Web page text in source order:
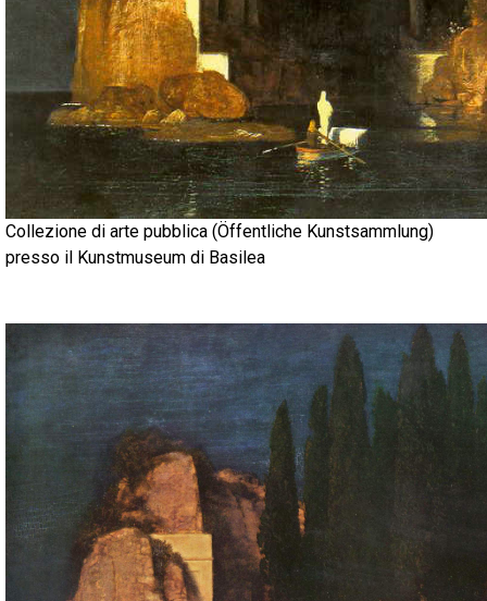
Collezione di arte pubblica (Öffentliche Kunstsammlung)
presso il Kunstmuseum di Basilea